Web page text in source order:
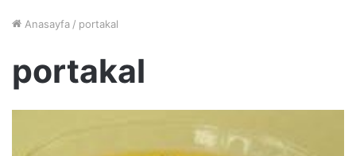
Anasayfa / portakal
portakal